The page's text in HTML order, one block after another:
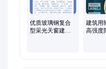
自行车棚、玻璃钢储罐、玻璃
优质玻璃钢复合
型采光天窗建筑
建筑用
高强度